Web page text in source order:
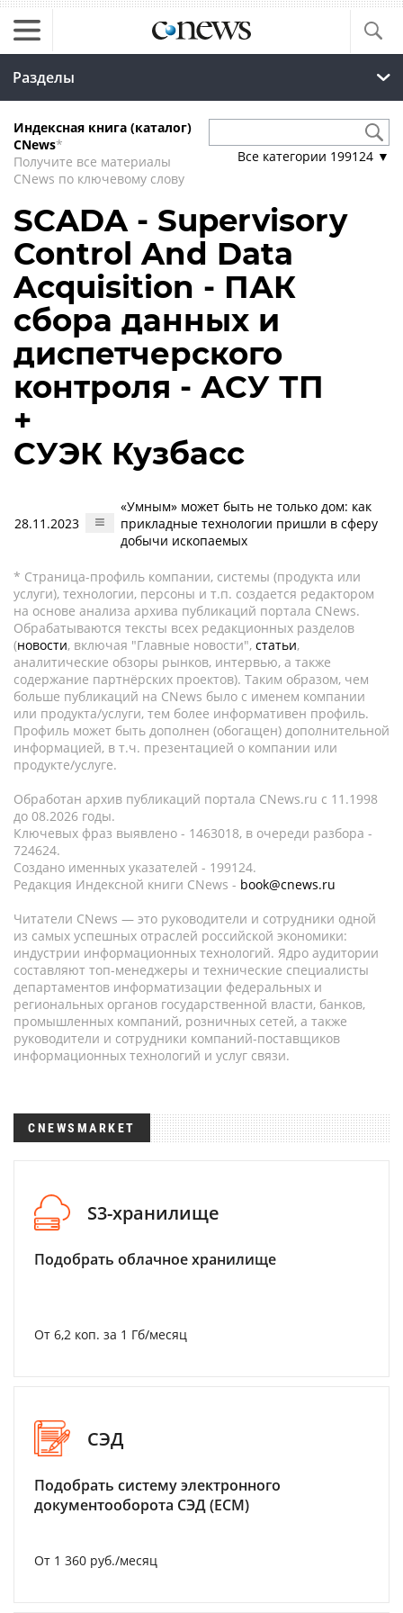
Разделы
Индексная книга (каталог)
CNews*
Получите все материалы
CNews по ключевому слову
Все категории 199124 ▼
SCADA - Supervisory
Control And Data
Acquisition - ПАК
сбора данных и
диспетчерского
контроля - АСУ ТП
+
СУЭК Кузбасс
28.11.2023
«Умным» может быть не только дом: как
прикладные технологии пришли в сферу
добычи ископаемых
* Страница-профиль компании, системы (продукта или
услуги), технологии, персоны и т.п. создается редактором
на основе анализа архива публикаций портала CNews.
Обрабатываются тексты всех редакционных разделов
(новости, включая "Главные новости", статьи,
аналитические обзоры рынков, интервью, а также
содержание партнёрских проектов). Таким образом, чем
больше публикаций на CNews было с именем компании
или продукта/услуги, тем более информативен профиль.
Профиль может быть дополнен (обогащен) дополнительной
информацией, в т.ч. презентацией о компании или
продукте/услуге.
Обработан архив публикаций портала CNews.ru c 11.1998
до 08.2026 годы.
Ключевых фраз выявлено - 1463018, в очереди разбора -
724624.
Создано именных указателей - 199124.
Редакция Индексной книги CNews - book@cnews.ru
Читатели CNews — это руководители и сотрудники одной
из самых успешных отраслей российской экономики:
индустрии информационных технологий. Ядро аудитории
составляют топ-менеджеры и технические специалисты
департаментов информатизации федеральных и
региональных органов государственной власти, банков,
промышленных компаний, розничных сетей, а также
руководители и сотрудники компаний-поставщиков
информационных технологий и услуг связи.
CNEWSMARKET
S3-хранилище
Подобрать облачное хранилище
От 6,2 коп. за 1 Гб/месяц
СЭД
Подобрать систему электронного
документооборота СЭД (ECM)
От 1 360 руб./месяц